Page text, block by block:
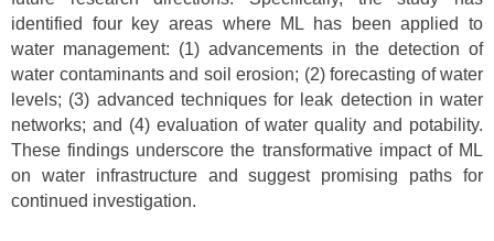
identified four key areas where ML has been applied to
water management: (1) advancements in the detection of
water contaminants and soil erosion; (2) forecasting of water
levels; (3) advanced techniques for leak detection in water
networks; and (4) evaluation of water quality and potability.
These findings underscore the transformative impact of ML
on water infrastructure and suggest promising paths for
continued investigation.